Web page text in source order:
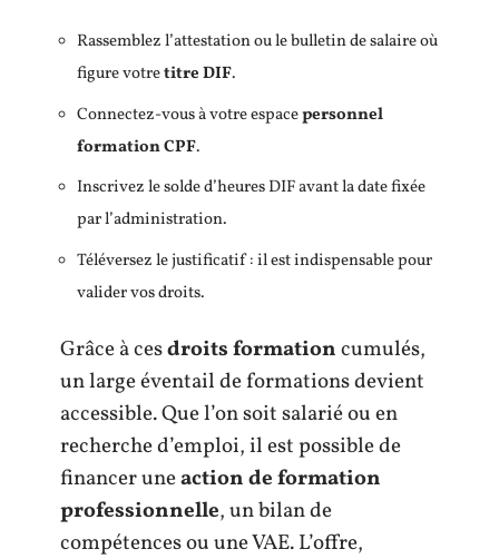
Rassemblez l’attestation ou le bulletin de salaire où
figure votretitre DIF.
Connectez-vous à votre espacepersonnel
formation CPF.
Inscrivez le solde d’heures DIF avant la date fixée
par l’administration.
Téléversez le justificatif : il est indispensable pour
valider vos droits.
Grâce à cesdroits formationcumulés,
un large éventail de formations devient
accessible. Que l’on soit salarié ou en
recherche d’emploi, il est possible de
financer uneaction de formation
professionnelle, un bilan de
compétences ou une VAE. L’offre,